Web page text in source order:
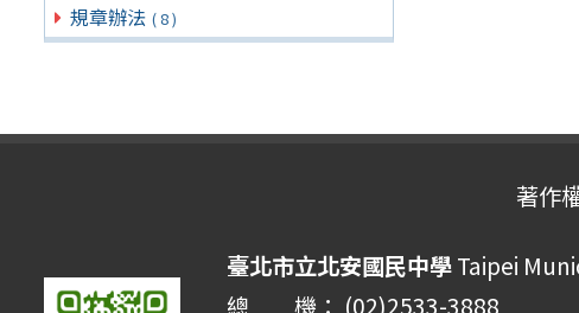
規章辦法 ( 8 )
著作
臺北市立北安國民中學Taipei
總 機： (02)2533-3888